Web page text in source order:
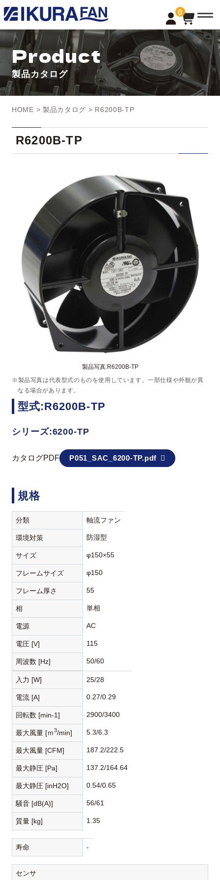
0
t
o
g
l
e
a
v
i
g
a
n
Product
製品カタログ
HOME > 製品カタログ > R6200B-TP
R6200B-TP
製品写真:R6200B-TP
※製品写真は代表型式のものを使用しています。一部仕様や外観が異
なる場合があります。
型式:R6200B-TP
シリーズ:6200-TP
カタログPDF P051_SAC_6200-TP.pdf
規格
分類 軸流ファン
環境対策 防湿型
サイズ φ150×55
フレームサイズ φ150
フレーム厚さ 55
相 単相
電源 AC
電圧 [V] 115
周波数 [Hz] 50/60
入力 [W] 25/28
電流 [A] 0.27/0.29
回転数 [min-1] 2900/3400
最大風量 [ｍ3/min] 5.3/6.3
最大風量 [CFM] 187.2/222.5
最大静圧 [Pa] 137.2/164.64
最大静圧 [inH2O] 0.54/0.65
騒音 [dB(A)] 56/61
質量 [kg] 1.35
寿命 -
センサ